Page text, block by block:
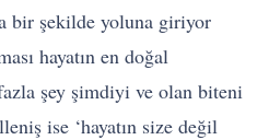
bir şekilde yoluna giriyor
hayatın en doğal
şey şimdiyi ve olan biteni
ise ‘hayatın size değil